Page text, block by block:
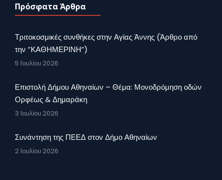
Πρόσφατα Άρθρα
Τριτοκοσμικές συνθήκες στην Αγίας Άννης (Άρθρο από
την ”ΚΑΘΗΜΕΡΙΝΗ”)
5 Ιουλίου 2026
Επιστολή Δήμου Αθηναίων – Θέμα: Μονοδρόμηση οδών
Ορφέως & Δημαράκη
3 Ιουλίου 2026
Συνάντηση της ΠΕΕΔ στον Δήμο Αθηναίων
2 Ιουλίου 2026